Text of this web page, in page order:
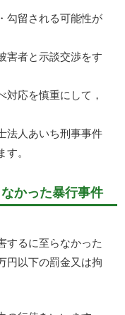
勾留される可能性が
害者と示談交渉をす
応を慎重にして，
法人あいち刑事事件
。
かった暴行事件
るに至らなかった
円以下の罰金又は拘